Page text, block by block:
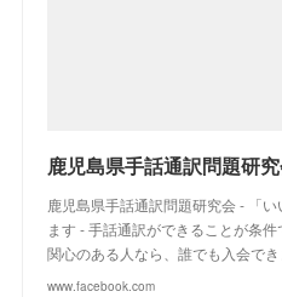
鹿児島県手話通訳問題研
鹿児島県手話通訳問題研究会 - 「
ます - 手話通訳ができることが条
関心のある人なら、誰でも入会で
www.facebook.com